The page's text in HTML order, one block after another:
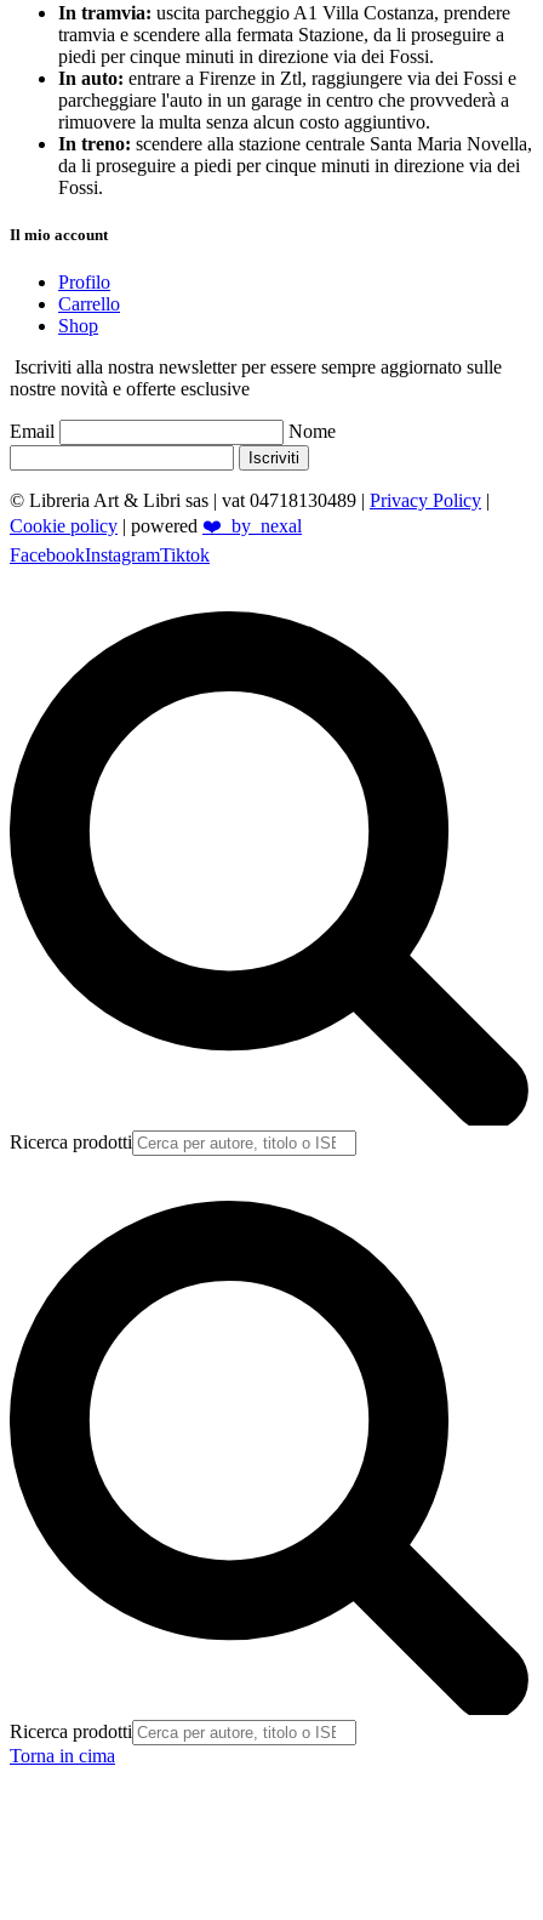
In tramvia: uscita parcheggio A1 Villa Costanza, prendere
tramvia e scendere alla fermata Stazione, da li proseguire a
piedi per cinque minuti in direzione via dei Fossi.
In auto: entrare a Firenze in Ztl, raggiungere via dei Fossi e
parcheggiare l'auto in un garage in centro che provvederà a
rimuovere la multa senza alcun costo aggiuntivo.
In treno: scendere alla stazione centrale Santa Maria Novella,
da li proseguire a piedi per cinque minuti in direzione via dei
Fossi.
Il mio account
Profilo
Carrello
Shop
Iscriviti alla nostra newsletter per essere sempre aggiornato sulle
nostre novità e offerte esclusive
Email Nome
Iscriviti
© Libreria Art & Libri sas | vat 04718130489 | Privacy Policy |
Cookie policy | powered ❤️_by_nexal
FacebookInstagramTiktok
Ricerca prodotti
Ricerca prodotti
Torna in cima